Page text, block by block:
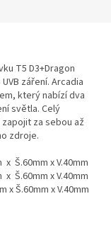
T5 D3+Dragon
záření. Arcadia
který nabízí dva
světla. Celý
za sebou až
zdroje.
x Š.60mm x V.40mm
x Š.60mm x V.40mm
x Š.60mm x V.40mm